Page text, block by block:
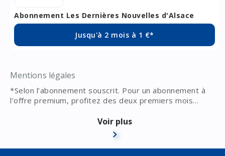
Abonnement Les Dernières Nouvelles d'Alsace
Jusqu'à 2 mois à 1 €*
Mentions légales
*Selon l’abonnement souscrit. Pour un abonnement à
l’offre premium, profitez des deux premiers mois
selon les termes du contrat d’abonnement souscrit.
Pour un abonnement à l’offre intégrale, profitez du
premier d’abonnement à 1 €, puis abonnement mensuel
selon les termes du contrat d’abonnement souscrit.
Voir plus